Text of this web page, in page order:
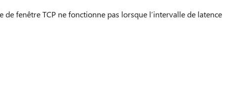
de fenêtre TCP ne fonctionne pas lorsque l’intervalle de latence